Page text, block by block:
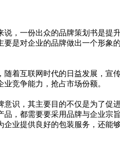
，一份出众的品牌策划书是提
是对企业的品牌做出一个形象
着互联网时代的日益发展，宣
竞争能力，抢占市场份额。
识，其主要目的不仅是为了促
，都需要要采用品牌与企业宗
业提供良好的包装服务，还能